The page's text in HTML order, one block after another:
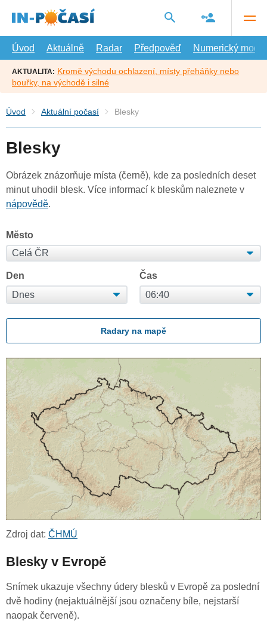
hlavní
Úvod
Aktuálně Radar Předpověď Numerický model
AKTUALITA: Kromě východu ochlazení, místy přeháňky nebo
bouřky, na východě i silné
Úvod Aktuální počasí Blesky
Blesky
Obrázek znázorňuje místa (černě), kde za posledních deset
minut uhodil blesk. Více informací k bleskům naleznete v
nápovědě.
Město
Den Čas
Radary na mapě
Zdroj dat: ČHMÚ
Blesky v Evropě
Snímek ukazuje všechny údery blesků v Evropě za poslední
dvě hodiny (nejaktuálnější jsou označeny bíle, nejstarší
naopak červeně).